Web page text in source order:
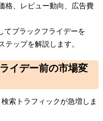
格、レビュー動向、広告費
てブラックフライデーを
テップを解説します。
イデー前の市場変
索トラフィックが急増しま